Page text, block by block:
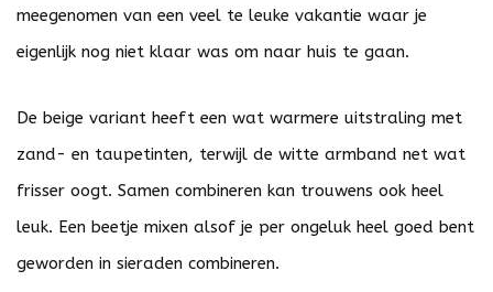
meegenomen van een veel te leuke vakantie waar je
eigenlijk nog niet klaar was om naar huis te gaan.
De beige variant heeft een wat warmere uitstraling met
zand- en taupetinten, terwijl de witte armband net wat
frisser oogt. Samen combineren kan trouwens ook heel
leuk. Een beetje mixen alsof je per ongeluk heel goed bent
geworden in sieraden combineren.